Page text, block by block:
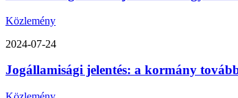
Közlemény
2024-07-24
Jogállamisági jelentés: a kormány